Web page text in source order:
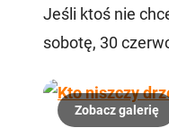
Jeśli ktoś nie
sobotę, 30